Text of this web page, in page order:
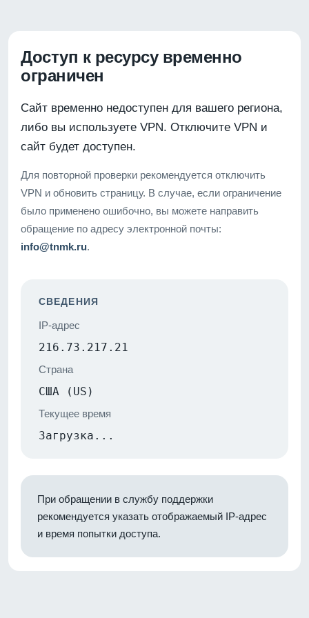
Доступ к ресурсу временно
ограничен
Сайт временно недоступен для вашего региона,
либо вы используете VPN. Отключите VPN и
сайт будет доступен.
Для повторной проверки рекомендуется отключить
VPN и обновить страницу. В случае, если ограничение
было применено ошибочно, вы можете направить
обращение по адресу электронной почты:
info@tnmk.ru.
СВЕДЕНИЯ
IP-адрес
216.73.217.21
Страна
США (US)
Текущее время
Загрузка...
При обращении в службу поддержки
рекомендуется указать отображаемый IP-адрес
и время попытки доступа.